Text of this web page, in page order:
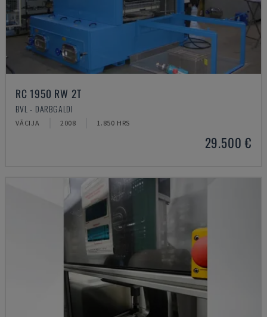
RC 1950 RW 2T
BVL - DARBGALDI
VĀCIJA 2008 1.850 HRS
29.500 €